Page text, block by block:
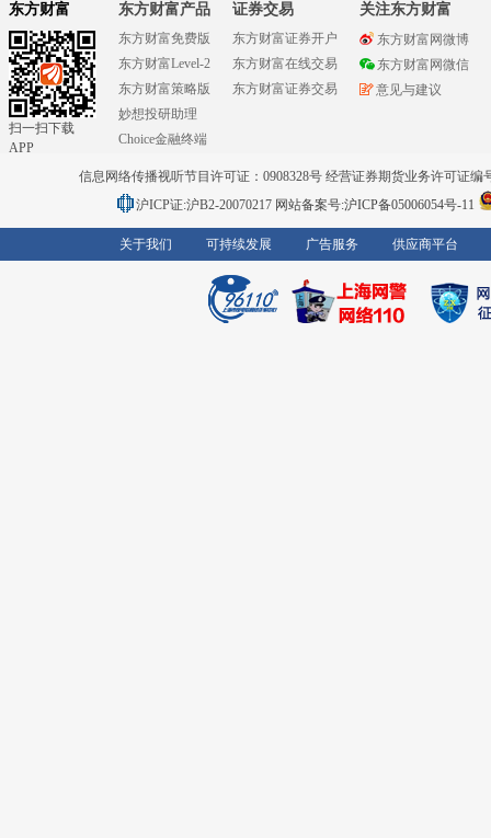
东方财富
扫一扫下载
APP
东方财富产品
东方财富免费版
东方财富Level-2
东方财富策略版
妙想投研助理
Choice金融终端
证券交易
东方财富证券开户
东方财富在线交易
东方财富证券交易
关注东方财富
东方财富网微博
东方财富网微信
意见与建议
信息网络传播视听节目许可证：0908328号 经营证券期货业务许可证编
沪ICP证:沪B2-20070217 网站备案号:沪ICP备05006054号-11
关于我们 可持续发展 广告服务 供应商平台